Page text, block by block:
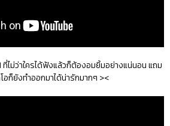
ไม่ว่าใครได้ฟังแล้วก็ต้องอมยิ้มอย่างแน่นอน แถม
อก็ยังทำออกมาได้น่ารักมากๆ ><